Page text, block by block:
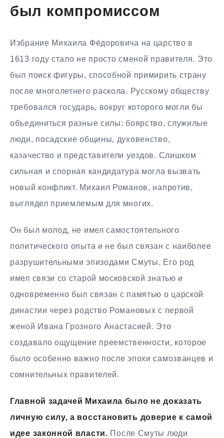
был компромиссом
Избрание Михаила Фёдоровича на царство в
1613 году стало не просто сменой правителя. Это
был поиск фигуры, способной примирить страну
после многолетнего раскола. Русскому обществу
требовался государь, вокруг которого могли бы
объединиться разные силы: боярство, служилые
люди, посадские общины, духовенство,
казачество и представители уездов. Слишком
сильная и спорная кандидатура могла вызвать
новый конфликт. Михаил Романов, напротив,
выглядел приемлемым для многих.
Он был молод, не имел самостоятельного
политического опыта и не был связан с наиболее
разрушительными эпизодами Смуты. Его род
имел связи со старой московской знатью и
одновременно был связан с памятью о царской
династии через родство Романовых с первой
женой Ивана Грозного Анастасией. Это
создавало ощущение преемственности, которое
было особенно важно после эпохи самозванцев и
сомнительных правителей.
Главной задачей Михаила было не доказать
личную силу, а восстановить доверие к самой
идее законной власти. После Смуты люди